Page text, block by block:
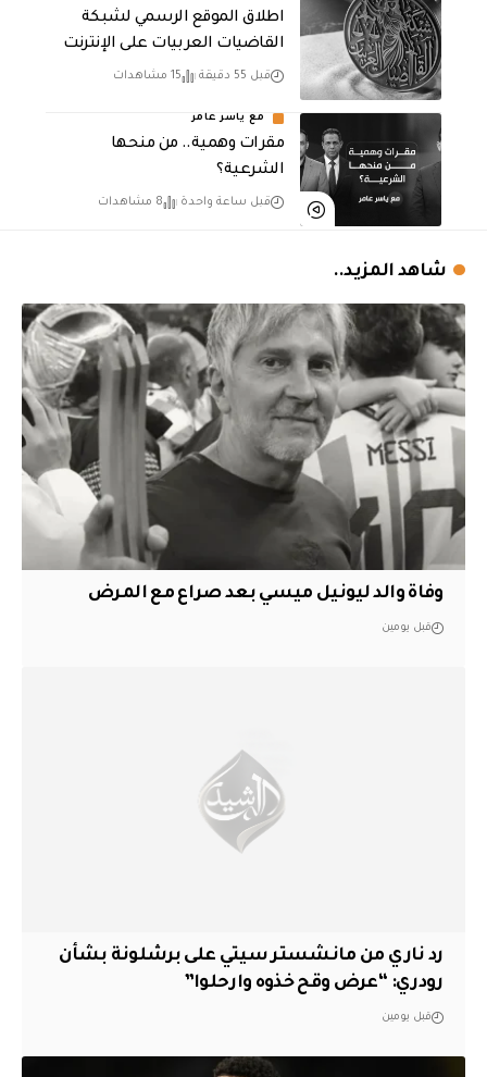
اطلاق الموقع الرسمي لشبكة
القاضيات العربيات على الإنترنت
قبل 55 دقيقة 15 مشاهدات
مع ياسر عامر
مقرات وهمية.. من منحها
الشرعية؟
قبل ساعة واحدة 8 مشاهدات
شاهد المزيد..
وفاة والد ليونيل ميسي بعد صراع مع المرض
قبل يومين
رد ناري من مانشستر سيتي على برشلونة بشأن
رودري: “عرض وقح خذوه وارحلوا”
قبل يومين